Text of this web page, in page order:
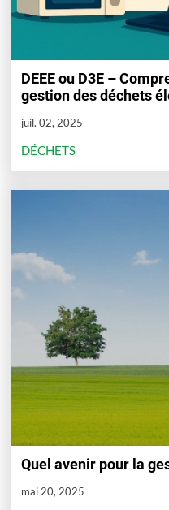
DEEE ou D3E –
gestion des déchets
juil. 02, 2025
DÉCHETS
Quel avenir pour la
mai 20, 2025